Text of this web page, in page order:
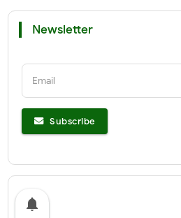
Newsletter
Email
Subscribe
notifications